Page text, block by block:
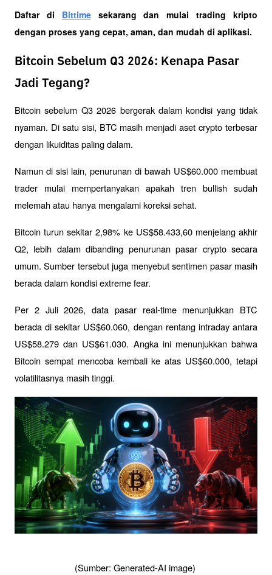
Daftar di Bittime sekarang dan mulai trading kripto
dengan proses yang cepat, aman, dan mudah di aplikasi.
Bitcoin Sebelum Q3 2026: Kenapa Pasar
Jadi Tegang?
Bitcoin sebelum Q3 2026 bergerak dalam kondisi yang tidak
nyaman. Di satu sisi, BTC masih menjadi aset crypto terbesar
dengan likuiditas paling dalam.
Namun di sisi lain, penurunan di bawah US$60.000 membuat
trader mulai mempertanyakan apakah tren bullish sudah
melemah atau hanya mengalami koreksi sehat.
Bitcoin turun sekitar 2,98% ke US$58.433,60 menjelang akhir
Q2, lebih dalam dibanding penurunan pasar crypto secara
umum. Sumber tersebut juga menyebut sentimen pasar masih
berada dalam kondisi extreme fear.
Per 2 Juli 2026, data pasar real-time menunjukkan BTC
berada di sekitar US$60.060, dengan rentang intraday antara
US$58.279 dan US$61.030. Angka ini menunjukkan bahwa
Bitcoin sempat mencoba kembali ke atas US$60.000, tetapi
volatilitasnya masih tinggi.
(Sumber: Generated-AI image)